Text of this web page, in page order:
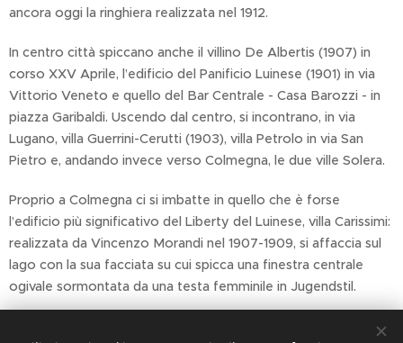
ancora oggi la ringhiera realizzata nel 1912.
In centro città spiccano anche il villino De Albertis (1907) in
corso XXV Aprile, l’edificio del Panificio Luinese (1901) in via
Vittorio Veneto e quello del Bar Centrale - Casa Barozzi - in
piazza Garibaldi. Uscendo dal centro, si incontrano, in via
Lugano, villa Guerrini-Cerutti (1903), villa Petrolo in via San
Pietro e, andando invece verso Colmegna, le due ville Solera.
Proprio a Colmegna ci si imbatte in quello che è forse
l’edificio più significativo del Liberty del Luinese, villa Carissimi:
realizzata da Vincenzo Morandi nel 1907-1909, si affaccia sul
lago con la sua facciata su cui spicca una finestra centrale
ogivale sormontata da una testa femminile in Jugendstil.
l’esempio di Liberty che ancora oggi